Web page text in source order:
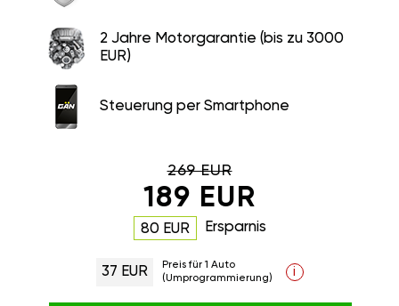
2 Jahre Motorgarantie (bis zu 3000
EUR)
Steuerung per Smartphone
269 EUR
189 EUR
80 EUR Ersparnis
37 EUR
Preis für 1 Auto
(Umprogrammierung)
i